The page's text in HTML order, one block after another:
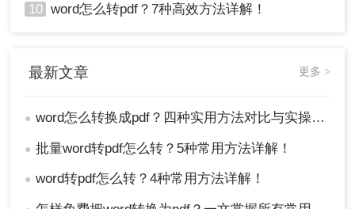
10 word怎么转pdf？7种高效方法详解！
最新文章 更多 >
● word怎么转换成pdf？四种实用方法对比与实操指南（附详细表格）！
● 批量word转pdf怎么转？5种常用方法详解！
● word转pdf怎么转？4种常用方法详解！